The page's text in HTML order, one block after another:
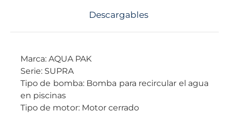
Descargables
Marca: AQUA PAK
Serie: SUPRA
Tipo de bomba: Bomba para recircular el agua
en piscinas
Tipo de motor: Motor cerrado